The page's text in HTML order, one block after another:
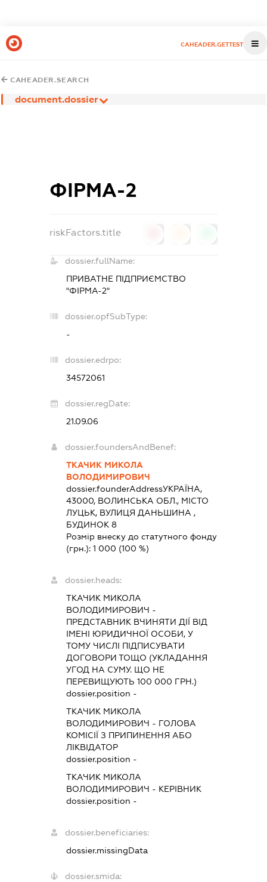
CAHEADER.GETTEST
CAHEADER.SEARCH
document.dossier
ФІРМА-2
riskFactors.title
dossier.fullName:
ПРИВАТНЕ ПІДПРИЄМСТВО
"ФІРМА-2"
dossier.opfSubType:
-
dossier.edrpo:
34572061
dossier.regDate:
21.09.06
dossier.foundersAndBenef:
ТКАЧИК МИКОЛА
ВОЛОДИМИРОВИЧ
dossier.founderAddressУКРАЇНА,
43000, ВОЛИНСЬКА ОБЛ., МІСТО
ЛУЦЬК, ВУЛИЦЯ ДАНЬШИНА ,
БУДИНОК 8
Розмір внеску до статутного фонду
(грн.):1 000 (100 %)
dossier.heads:
ТКАЧИК МИКОЛА
ВОЛОДИМИРОВИЧ -
ПРЕДСТАВНИК ВЧИНЯТИ ДІЇ ВІД
ІМЕНІ ЮРИДИЧНОЇ ОСОБИ, У
ТОМУ ЧИСЛІ ПІДПИСУВАТИ
ДОГОВОРИ ТОЩО (УКЛАДАННЯ
УГОД НА СУМУ. ЩО НЕ
ПЕРЕВИЩУЮТЬ 100 000 ГРН.)
dossier.position -
ТКАЧИК МИКОЛА
ВОЛОДИМИРОВИЧ - ГОЛОВА
КОМІСІЇ З ПРИПИНЕННЯ АБО
ЛІКВІДАТОР
dossier.position -
ТКАЧИК МИКОЛА
ВОЛОДИМИРОВИЧ - КЕРІВНИК
dossier.position -
dossier.beneficiaries:
dossier.missingData
dossier.smida: